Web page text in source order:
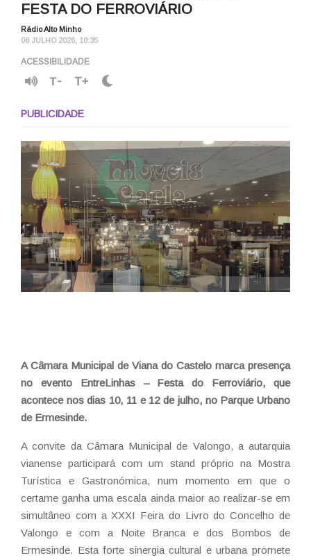
FESTA DO FERROVIÁRIO
Rádio Alto Minho
08 JULHO 2026, 10:35
ACESSIBILIDADE
T- T+
PUBLICIDADE
A Câmara Municipal de Viana do Castelo marca presença
no evento EntreLinhas – Festa do Ferroviário, que
acontece nos dias 10, 11 e 12 de julho, no Parque Urbano
de Ermesinde.
A convite da Câmara Municipal de Valongo, a autarquia
vianense participará com um stand próprio na Mostra
Turística e Gastronómica, num momento em que o
certame ganha uma escala ainda maior ao realizar-se em
simultâneo com a XXXI Feira do Livro do Concelho de
Valongo e com a Noite Branca e dos Bombos de
Ermesinde. Esta forte sinergia cultural e urbana promete